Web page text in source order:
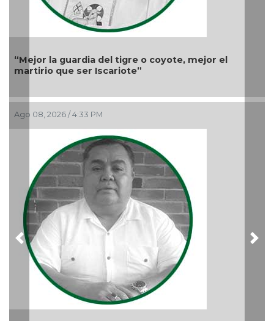
“Mejor la guardia del tigre o coyote, mejor el
martirio que ser Iscariote”
Ago 08, 2026 / 4:33 PM